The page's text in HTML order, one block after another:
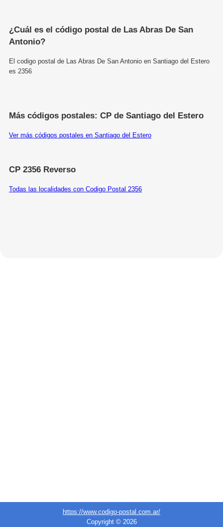
¿Cuál es el código postal de Las Abras De San
Antonio?
El codigo postal de Las Abras De San Antonio en Santiago del Estero
es 2356
Más códigos postales: CP de Santiago del Estero
Ver más códigos postales en Santiago del Estero
CP 2356 Reverso
Todas las localidades con Codigo Postal 2356
https://www.codigo-postal.com.ar/
Copyright © 2026